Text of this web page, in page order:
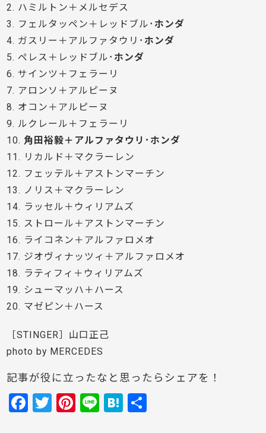
2. ハミルトン＋メルセデス
3. フェルタッペン＋レッドブル･ ホンダ
4. ガスリー＋アルファタウリ･ ホンダ
5. ペレス＋レッドブル･ ホンダ
6. サインツ＋フェラーリ
7. アロンソ＋アルピーヌ
8. オコン＋アルピーヌ
9. ルクレール＋フェラーリ
10. 角田裕毅＋アルファタウリ･ホンダ
11. リカルド＋マクラーレン
12. フェッテル＋アストンマーチン
13. ノリス＋マクラーレン
14. ラッセル＋ウィリアムズ
15. ストロール＋アストンマーチン
16. ライコネン＋アルファロメオ
17. ジオヴィナッツィ＋アルファロメオ
18. ラティフィ＋ウィリアムズ
19. シューマッハ＋ハース
20. マゼピン＋ハース
［STINGER］山口正己
photo by MERCEDES
記事が役に立ったなと思ったらシェアを！
F
T
Pi Li H